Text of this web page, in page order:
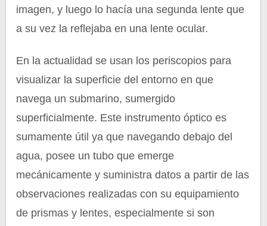
imagen, y luego lo hacía una segunda lente que
a su vez la reflejaba en una lente ocular.
En la actualidad se usan los periscopios para
visualizar la superficie del entorno en que
navega un submarino, sumergido
superficialmente. Este instrumento óptico es
sumamente útil ya que navegando debajo del
agua, posee un tubo que emerge
mecánicamente y suministra datos a partir de las
observaciones realizadas con su equipamiento
de prismas y lentes, especialmente si son